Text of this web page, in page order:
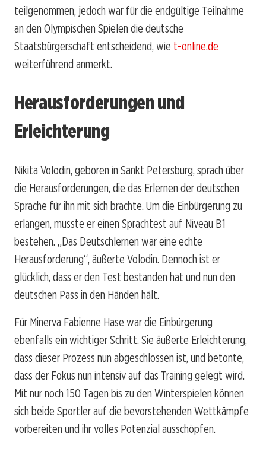
teilgenommen, jedoch war für die endgültige Teilnahme
an den Olympischen Spielen die deutsche
Staatsbürgerschaft entscheidend, wie t-online.de
weiterführend anmerkt.
Herausforderungen und
Erleichterung
Nikita Volodin, geboren in Sankt Petersburg, sprach über
die Herausforderungen, die das Erlernen der deutschen
Sprache für ihn mit sich brachte. Um die Einbürgerung zu
erlangen, musste er einen Sprachtest auf Niveau B1
bestehen. „Das Deutschlernen war eine echte
Herausforderung“, äußerte Volodin. Dennoch ist er
glücklich, dass er den Test bestanden hat und nun den
deutschen Pass in den Händen hält.
Für Minerva Fabienne Hase war die Einbürgerung
ebenfalls ein wichtiger Schritt. Sie äußerte Erleichterung,
dass dieser Prozess nun abgeschlossen ist, und betonte,
dass der Fokus nun intensiv auf das Training gelegt wird.
Mit nur noch 150 Tagen bis zu den Winterspielen können
sich beide Sportler auf die bevorstehenden Wettkämpfe
vorbereiten und ihr volles Potenzial ausschöpfen.